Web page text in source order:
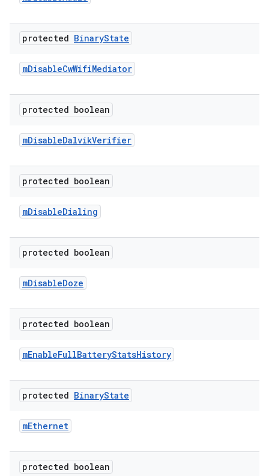
protected BinaryState
mDisableCwWifiMediator
protected boolean
mDisableDalvikVerifier
protected boolean
mDisableDialing
protected boolean
mDisableDoze
protected boolean
mEnableFullBatteryStatsHistory
protected BinaryState
mEthernet
protected boolean